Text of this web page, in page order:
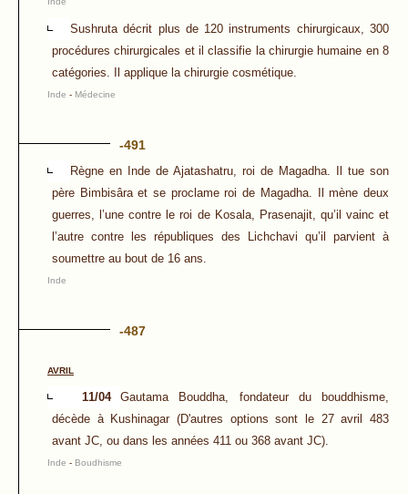
Sushruta décrit plus de 120 instruments chirurgicaux, 300
procédures chirurgicales et il classifie la chirurgie humaine en 8
catégories. Il applique la chirurgie cosmétique.
Inde - Médecine
-491
Règne en Inde de Ajatashatru, roi de Magadha. Il tue son
père Bimbisâra et se proclame roi de Magadha. Il mène deux
guerres, l’une contre le roi de Kosala, Prasenajit, qu’il vainc et
l’autre contre les républiques des Lichchavi qu’il parvient à
soumettre au bout de 16 ans.
Inde
-487
AVRIL
11/04
Gautama Bouddha, fondateur du bouddhisme,
décède à Kushinagar (D'autres options sont le 27 avril 483
avant JC, ou dans les années 411 ou 368 avant JC).
Inde - Boudhisme